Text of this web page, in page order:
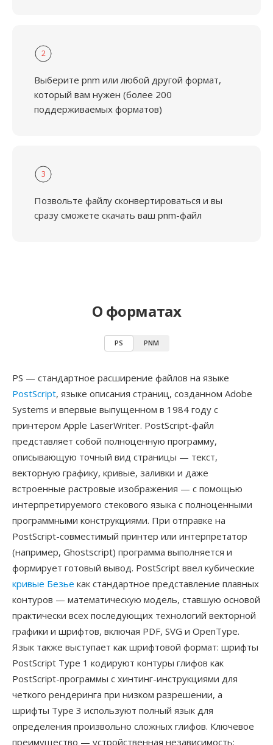
2
Выберите pnm или любой другой формат,
который вам нужен (более 200
поддерживаемых форматов)
3
Позвольте файлу сконвертироваться и вы
сразу сможете скачать ваш pnm-файл
О форматах
PS PNM
PS — стандартное расширение файлов на языке
PostScript, языке описания страниц, созданном Adobe
Systems и впервые выпущенном в 1984 году с
принтером Apple LaserWriter. PostScript-файл
представляет собой полноценную программу,
описывающую точный вид страницы — текст,
векторную графику, кривые, заливки и даже
встроенные растровые изображения — с помощью
интерпретируемого стекового языка с полноценными
программными конструкциями. При отправке на
PostScript-совместимый принтер или интерпретатор
(например, Ghostscript) программа выполняется и
формирует готовый вывод. PostScript ввел кубические
кривые Безье как стандартное представление плавных
контуров — математическую модель, ставшую основой
практически всех последующих технологий векторной
графики и шрифтов, включая PDF, SVG и OpenType.
Язык также выступает как шрифтовой формат: шрифты
PostScript Type 1 кодируют контуры глифов как
PostScript-программы с хинтинг-инструкциями для
четкого рендеринга при низком разрешении, а
шрифты Type 3 используют полный язык для
определения произвольно сложных глифов. Ключевое
преимущество — устройственная независимость: